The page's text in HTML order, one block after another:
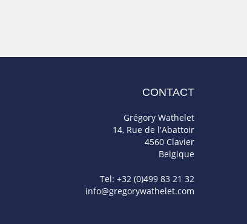
CONTACT
Grégory Wathelet
14, Rue de l'Abattoir
4560 Clavier
Belgique
Tel: +32 (0)499 83 21 32
info@gregorywathelet.com